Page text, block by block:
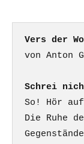
Vers der
Schrei
So! Hör auf
Die Ruhe